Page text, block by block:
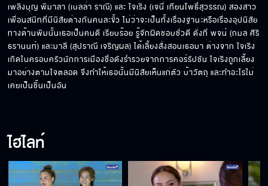
เพลิงบุญ พิมาลา (เบลล่า ราณี) และ ใจเริง (เจนี่ เทียนโพธิ์สุวรรณ) สองสาว
เพื่อนสนิทที่มีนิสัยต่างกันคนละขั้ว ไม่ว่าจะเป็นทั้งเรื่องฐานะหรือเรื่องอุปนิสัย
ทางด้านพิมนั้นเธอเป็นคนดี เรียบร้อย รู้จักผิดชอบชั่วดี ดั่งที่ พจน์ (กมล ศิริ
ธรานนท์) และมาลี (สุปราณี เจริญผล) ได้เลี้ยงสั่งสอนเธอมา ต่างจาก ใจเริง
เกิดในครอบครัวนักการเมืองชื่อดังร่ำรวยจากการคอร์รัปชัน ใจเริงถูกเลี้ยง
มาอย่างตามใจตลอด จึงทำให้เธอนั้นมีนิสัยเห็นแก่ตัว บ้าวัตถุ และทำอะไรไม่
เคยเป็นชิ้นเป็นอัน
ไฮไลท์